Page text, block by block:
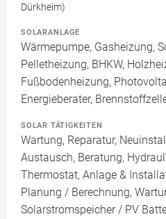
Dürkheim)
SOLARANLAGE
Wärmepumpe, Gasheizung,
Pelletheizung, BHKW,
Fußbodenheizung,
Energieberater,
SOLAR TÄTIGKEITEN
Wartung, Reparatur,
Austausch, Beratung,
Thermostat, Anlage &
Planung / Berechnung,
Solarstromspeicher / PV